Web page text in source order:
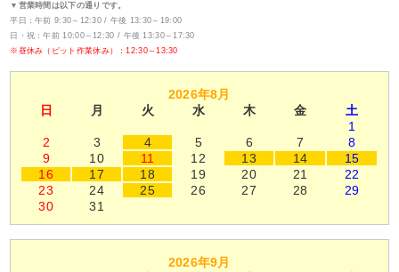
▼営業時間は以下の通りです。
平日：午前 9:30～12:30 / 午後 13:30～19:00
日・祝：午前 10:00～12:30 / 午後 13:30～17:30
※昼休み（ピット作業休み）：12:30～13:30
2026年8月
日
月 火 水 木 金
土
1
2
3 4 5 6 7
8
9
10 11 12 13 14
15
16
17 18 19 20 21
22
23
24 25 26 27 28
29
30
31
2026年9月